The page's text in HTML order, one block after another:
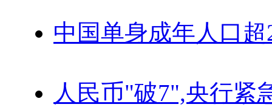
中国单身成年人口超
人民币"破7",央行紧